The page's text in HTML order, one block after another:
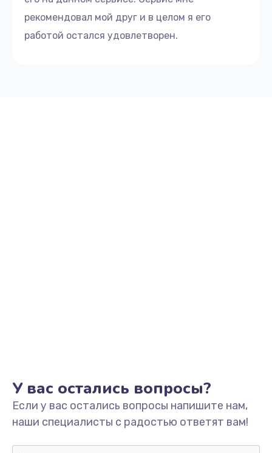
рекомендовал мой друг и в целом я его
работой остался удовлетворен.
У вас остались вопросы?
Если у вас остались вопросы напишите нам,
наши специалисты с радостью ответят вам!